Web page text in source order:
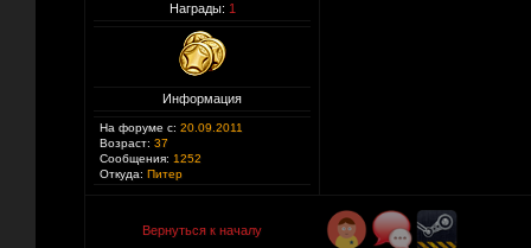
Награды: 1
Информация
На форуме с: 20.09.2011
Возраст: 37
Сообщения: 1252
Откуда: Питер
Вернуться к началу